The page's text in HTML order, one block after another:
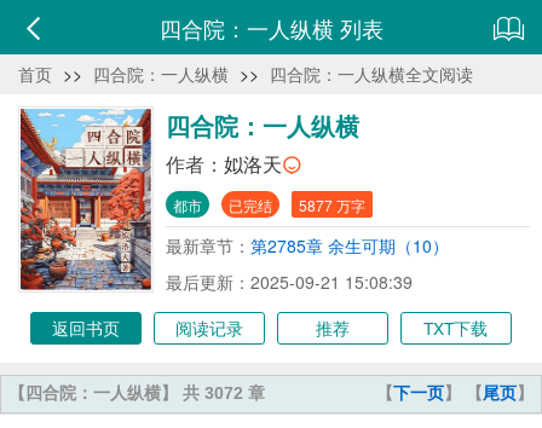
四合院：一人纵横 列表
首页 >> 四合院：一人纵横 >> 四合院：一人纵横全文阅读
四合院：一人纵横
作者： 姒洛天
都市 已完结 5877 万字
最新章节： 第2785章 余生可期（10）
最后更新：2025-09-21 15:08:39
返回书页
阅读记录 推荐 TXT下载
【下一页】 【尾页】
【四合院：一人纵横】 共 3072 章